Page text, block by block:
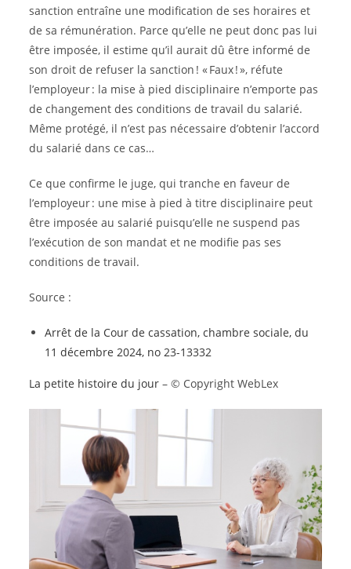
sanction entraîne une modification de ses horaires et
de sa rémunération. Parce qu’elle ne peut donc pas lui
être imposée, il estime qu’il aurait dû être informé de
son droit de refuser la sanction ! « Faux ! », réfute
l’employeur : la mise à pied disciplinaire n’emporte pas
de changement des conditions de travail du salarié.
Même protégé, il n’est pas nécessaire d’obtenir l’accord
du salarié dans ce cas…
Ce que confirme le juge, qui tranche en faveur de
l’employeur : une mise à pied à titre disciplinaire peut
être imposée au salarié puisqu’elle ne suspend pas
l’exécution de son mandat et ne modifie pas ses
conditions de travail.
Source :
Arrêt de la Cour de cassation, chambre sociale, du
11 décembre 2024, no 23-13332
La petite histoire du jour – © Copyright WebLex